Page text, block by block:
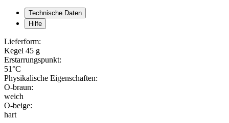
Technische Daten
Hilfe
Lieferform:
Kegel 45 g
Erstarrungspunkt:
51°C
Physikalische Eigenschaften:
O-braun:
weich
O-beige:
hart